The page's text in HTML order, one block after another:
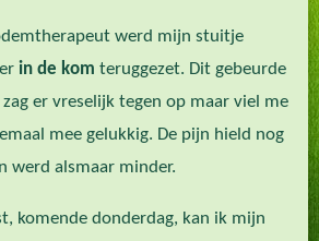
werd mijn stuitje
in de kom teruggezet. Dit gebeurde
er vreselijk tegen op maar viel me
mee gelukkig. De pijn hield nog
werd alsmaar minder.
komende donderdag, kan ik mijn